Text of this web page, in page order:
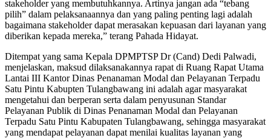
stakeholder yang membutuhkannya. Artinya jangan ada “tebang
pilih” dalam pelaksanaannya dan yang paling penting lagi adalah
bagaimana stakeholder dapat merasakan kepuasan dari layanan yang
diberikan kepada mereka,” terang Pahada Hidayat.
Ditempat yang sama Kepala DPMPTSP Dr (Cand) Dedi Palwadi,
menjelaskan, maksud dilaksanakannya rapat di Ruang Rapat Utama
Lantai III Kantor Dinas Penanaman Modal dan Pelayanan Terpadu
Satu Pintu Kabupten Tulangbawang ini adalah agar masyarakat
mengetahui dan berperan serta dalam penyusunan Standar
Pelayanan Publik di Dinas Penanaman Modal dan Pelayanan
Terpadu Satu Pintu Kabupaten Tulangbawang, sehingga masyarakat
yang mendapat pelayanan dapat menilai kualitas layanan yang